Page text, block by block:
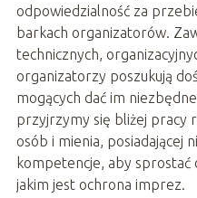
odpowiedzialność za
barkach organizatorów.
technicznych,
organizatorzy poszukują
mogących dać im
przyjrzymy się bliżej pracy
osób i mienia, posiadającej
kompetencje, aby sprostać
jakim jest ochrona imprez.